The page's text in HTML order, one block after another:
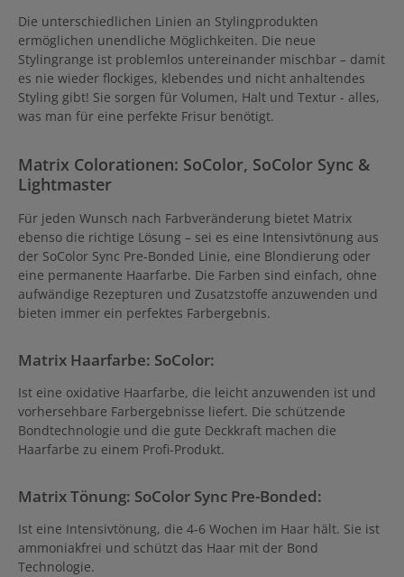
Die unterschiedlichen Linien an Stylingprodukten
ermöglichen unendliche Möglichkeiten. Die neue
Stylingrange ist problemlos untereinander mischbar – damit
es nie wieder flockiges, klebendes und nicht anhaltendes
Styling gibt! Sie sorgen für Volumen, Halt und Textur - alles,
was man für eine perfekte Frisur benötigt.
Matrix Colorationen: SoColor, SoColor Sync &
Lightmaster
Für jeden Wunsch nach Farbveränderung bietet Matrix
ebenso die richtige Lösung – sei es eine Intensivtönung aus
der SoColor Sync Pre-Bonded Linie, eine Blondierung oder
eine permanente Haarfarbe. Die Farben sind einfach, ohne
aufwändige Rezepturen und Zusatzstoffe anzuwenden und
bieten immer ein perfektes Farbergebnis.
Matrix Haarfarbe: SoColor:
Ist eine oxidative Haarfarbe, die leicht anzuwenden ist und
vorhersehbare Farbergebnisse liefert. Die schützende
Bondtechnologie und die gute Deckkraft machen die
Haarfarbe zu einem Profi-Produkt.
Matrix Tönung: SoColor Sync Pre-Bonded:
Ist eine Intensivtönung, die 4-6 Wochen im Haar hält. Sie ist
ammoniakfrei und schützt das Haar mit der Bond
Technologie.